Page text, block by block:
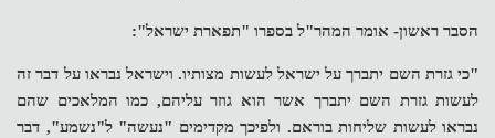
הסבר ראשון- אומר המהר"ל בספרו "תפארת ישראל":
"כי גזרת השם יתברך על ישראל לעשות מצותיו. וישראל נבראו על דבר זה
לעשות גזרת השם יתברך אשר הוא גוזר עליהם, כמו המלאכים שהם
נבראו לעשות שליחות בוראם. ולפיכך מקדימים "נעשה" ל"נשמע", דבר